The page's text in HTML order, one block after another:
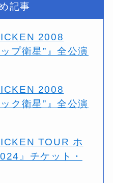
記事
2008
プ衛星”』全公演
2008
ク衛星”』全公演
TOUR ホ
』チケット・